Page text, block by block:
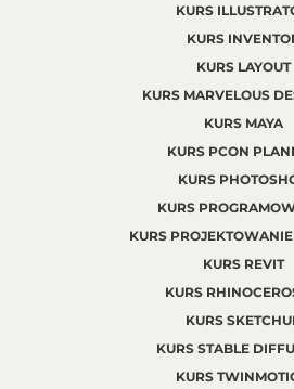
KURS
KURS
KURS LAYOUT
KURS MARVELOUS
KURS MAYA
KURS PCON
KURS
KURS
KURS
KURS REVIT
KURS
KURS
KURS STABLE
KURS